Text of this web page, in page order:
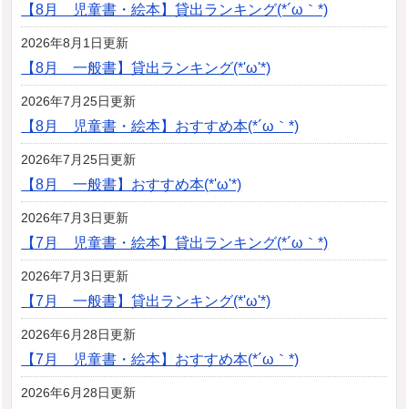
【8月 児童書・絵本】貸出ランキング(*´ω｀*)
2026年8月1日更新
【8月 一般書】貸出ランキング(*'ω'*)
2026年7月25日更新
【8月 児童書・絵本】おすすめ本(*´ω｀*)
2026年7月25日更新
【8月 一般書】おすすめ本(*'ω'*)
2026年7月3日更新
【7月 児童書・絵本】貸出ランキング(*´ω｀*)
2026年7月3日更新
【7月 一般書】貸出ランキング(*'ω'*)
2026年6月28日更新
【7月 児童書・絵本】おすすめ本(*´ω｀*)
2026年6月28日更新